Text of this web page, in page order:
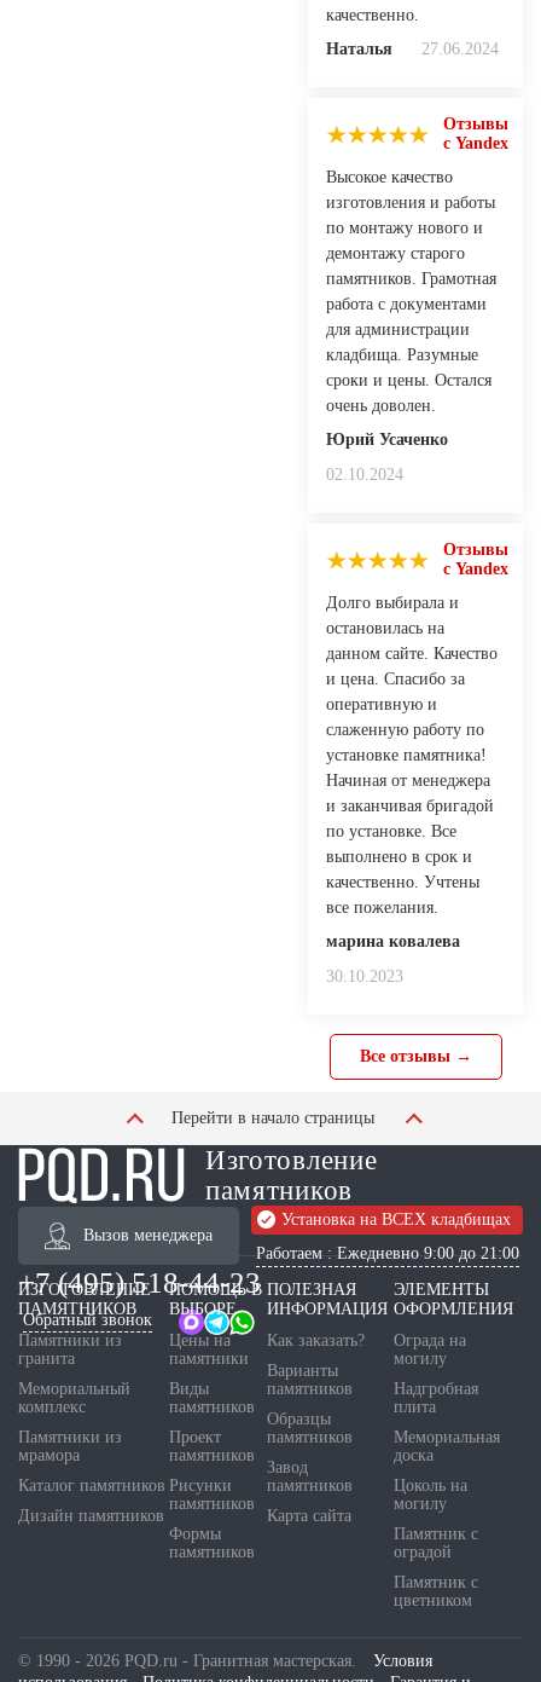
качественно.
Наталья
27.06.2024
Отзывы
с Yandex
Высокое качество
изготовления и работы
по монтажу нового и
демонтажу старого
памятников. Грамотная
работа с документами
для администрации
кладбища. Разумные
сроки и цены. Остался
очень доволен.
Юрий Усаченко
02.10.2024
Отзывы
с Yandex
Долго выбирала и
остановилась на
данном сайте. Качество
и цена. Спасибо за
оперативную и
слаженную работу по
установке памятника!
Начиная от менеджера
и заканчивая бригадой
по установке. Все
выполнено в срок и
качественно. Учтены
все пожелания.
марина ковалева
30.10.2023
Все отзывы →
Перейти в начало страницы
Изготовление
памятников
Вызов менеджера
Установка на ВСЕХ кладбищах
Работаем : Ежедневно 9:00 до 21:00
+7 (495) 518-44-23
Обратный звонок
ИЗГОТОВЛЕНИЕ
ПАМЯТНИКОВ
Памятники из
гранита
Мемориальный
комплекс
Памятники из
мрамора
Каталог памятников
Дизайн памятников
ПОМОЩЬ В
ВЫБОРЕ
Цены на
памятники
Виды
памятников
Проект
памятников
Рисунки
памятников
Формы
памятников
ПОЛЕЗНАЯ
ИНФОРМАЦИЯ
Как заказать?
Варианты
памятников
Образцы
памятников
Завод
памятников
Карта сайта
ЭЛЕМЕНТЫ
ОФОРМЛЕНИЯ
Ограда на
могилу
Надгробная
плита
Мемориальная
доска
Цоколь на
могилу
Памятник с
оградой
Памятник с
цветником
© 1990 - 2026 PQD.ru - Гранитная мастерская. Условия